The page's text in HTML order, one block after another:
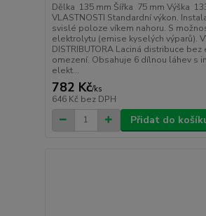
Dělka 135 mm Šířka 75 mm Výška
VLASTNOSTI Standardní výkon.
svislé poloze víkem nahoru. S
elektrolytu (emise kyselých výparů).
DISTRIBUTORA Laciná distribuce
omezení. Obsahuje 6 dílnou láhev s
elekt...
782 Kč/ks
646 Kč bez DPH
Přidat do